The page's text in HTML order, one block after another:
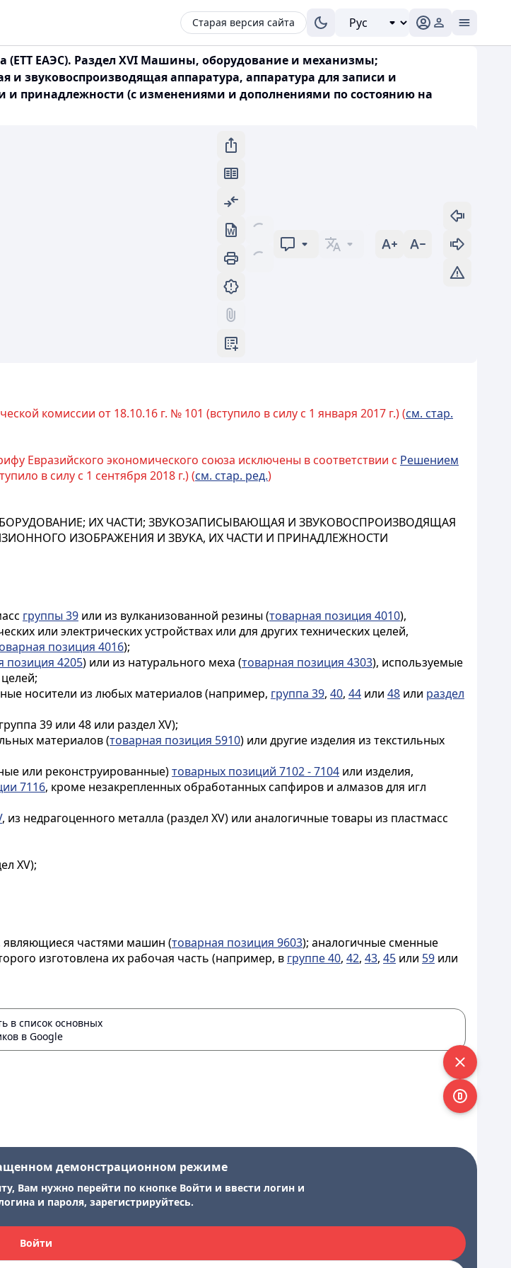
Старая версия сайта
ЕАЭС). Раздел XVI Машины, оборудование и механизмы;
звуковоспроизводящая аппаратура, аппаратура для записи и
и принадлежности (с изменениями и дополнениями по состоянию на
комиссии от 18.10.16 г. № 101 (вступило в силу с 1 января 2017 г.) (см. стар.
Евразийского экономического союза исключены в соответствии с Решением
в силу с 1 сентября 2018 г.) (см. стар. ред.)
ИХ ЧАСТИ; ЗВУКОЗАПИСЫВАЮЩАЯ И ЗВУКОВОСПРОИЗВОДЯЩАЯ
ИЗОБРАЖЕНИЯ И ЗВУКА, ИХ ЧАСТИ И ПРИНАДЛЕЖНОСТИ
группы 39 или из вулканизованной резины (товарная позиция 4010),
или электрических устройствах или для других технических целей,
позиция 4016);
позиция 4205) или из натурального меха (товарная позиция 4303), используемые
носители из любых материалов (например, группа 39, 40, 44 или 48 или раздел
39 или 48 или раздел XV);
материалов (товарная позиция 5910) или другие изделия из текстильных
или реконструированные)товарных позиций 7102 - 7104 или изделия,
7116, кроме незакрепленных обработанных сапфиров и алмазов для игл
, из недрагоценного металла (раздел XV) или аналогичные товары из пластмасс
XV);
являющиеся частями машин (товарная позиция 9603); аналогичные сменные
изготовлена их рабочая часть (например, в группе 40, 42, 43, 45 или 59 или
в список основных
в Google
демонстрационном режиме
Вам нужно перейти по кнопке Войти и ввести логин и
и пароля, зарегистрируйтесь.
Войти